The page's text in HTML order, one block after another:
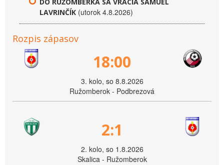
LAVRINČÍK (utorok 4.8.2026)
Rozpis zápasov
18:00
3. kolo, so 8.8.2026
Ružomberok - Podbrezová
2:1
2. kolo, so 1.8.2026
Skalica - Ružomberok